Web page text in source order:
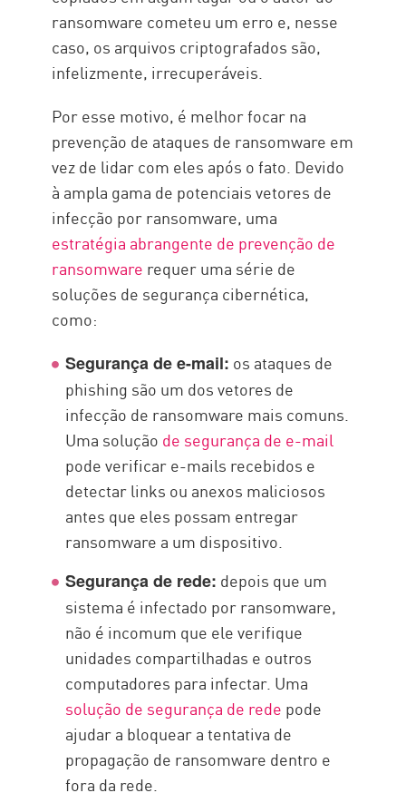
ransomware cometeu um erro e, nesse
caso, os arquivos criptografados são,
infelizmente, irrecuperáveis.
Por esse motivo, é melhor focar na
prevenção de ataques de ransomware em
vez de lidar com eles após o fato. Devido
à ampla gama de potenciais vetores de
infecção por ransomware, uma
estratégia abrangente de prevenção de
ransomware requer uma série de
soluções de segurança cibernética,
como:
Segurança de e-mail: os ataques de
phishing são um dos vetores de
infecção de ransomware mais comuns.
Uma solução de segurança de e-mail
pode verificar e-mails recebidos e
detectar links ou anexos maliciosos
antes que eles possam entregar
ransomware a um dispositivo.
Segurança de rede: depois que um
sistema é infectado por ransomware,
não é incomum que ele verifique
unidades compartilhadas e outros
computadores para infectar. Uma
solução de segurança de rede pode
ajudar a bloquear a tentativa de
propagação de ransomware dentro e
fora da rede.